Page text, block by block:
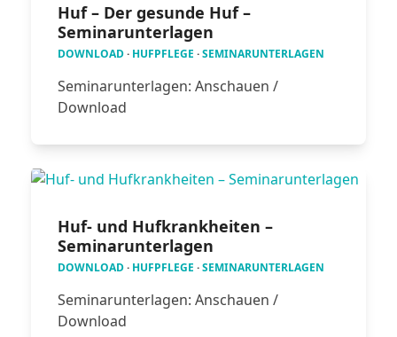
Huf – Der gesunde Huf –
Seminarunterlagen
DOWNLOAD· HUFPFLEGE ·SEMINARUNTERLAGEN
Seminarunterlagen: Anschauen /
Download
Huf- und Hufkrankheiten –
Seminarunterlagen
DOWNLOAD· HUFPFLEGE ·SEMINARUNTERLAGEN
Seminarunterlagen: Anschauen /
Download